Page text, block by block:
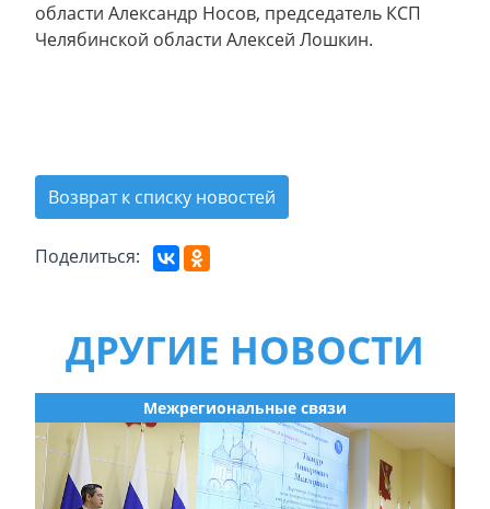
области Александр Носов, председатель КСП
Челябинской области Алексей Лошкин.
Возврат к списку новостей
Поделиться:
ДРУГИЕ НОВОСТИ
Межрегиональные связи